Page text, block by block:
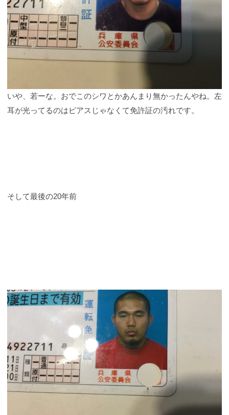
いや、若ーな。おでこのシワとかあんまり無かったんやね。左
耳が光ってるのはピアスじゃなくて免許証の汚れです。
そして最後の20年前